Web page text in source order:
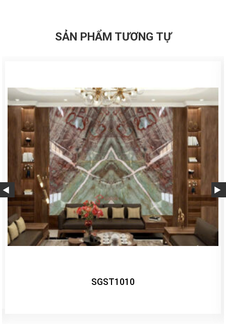
SẢN PHẨM TƯƠNG TỰ